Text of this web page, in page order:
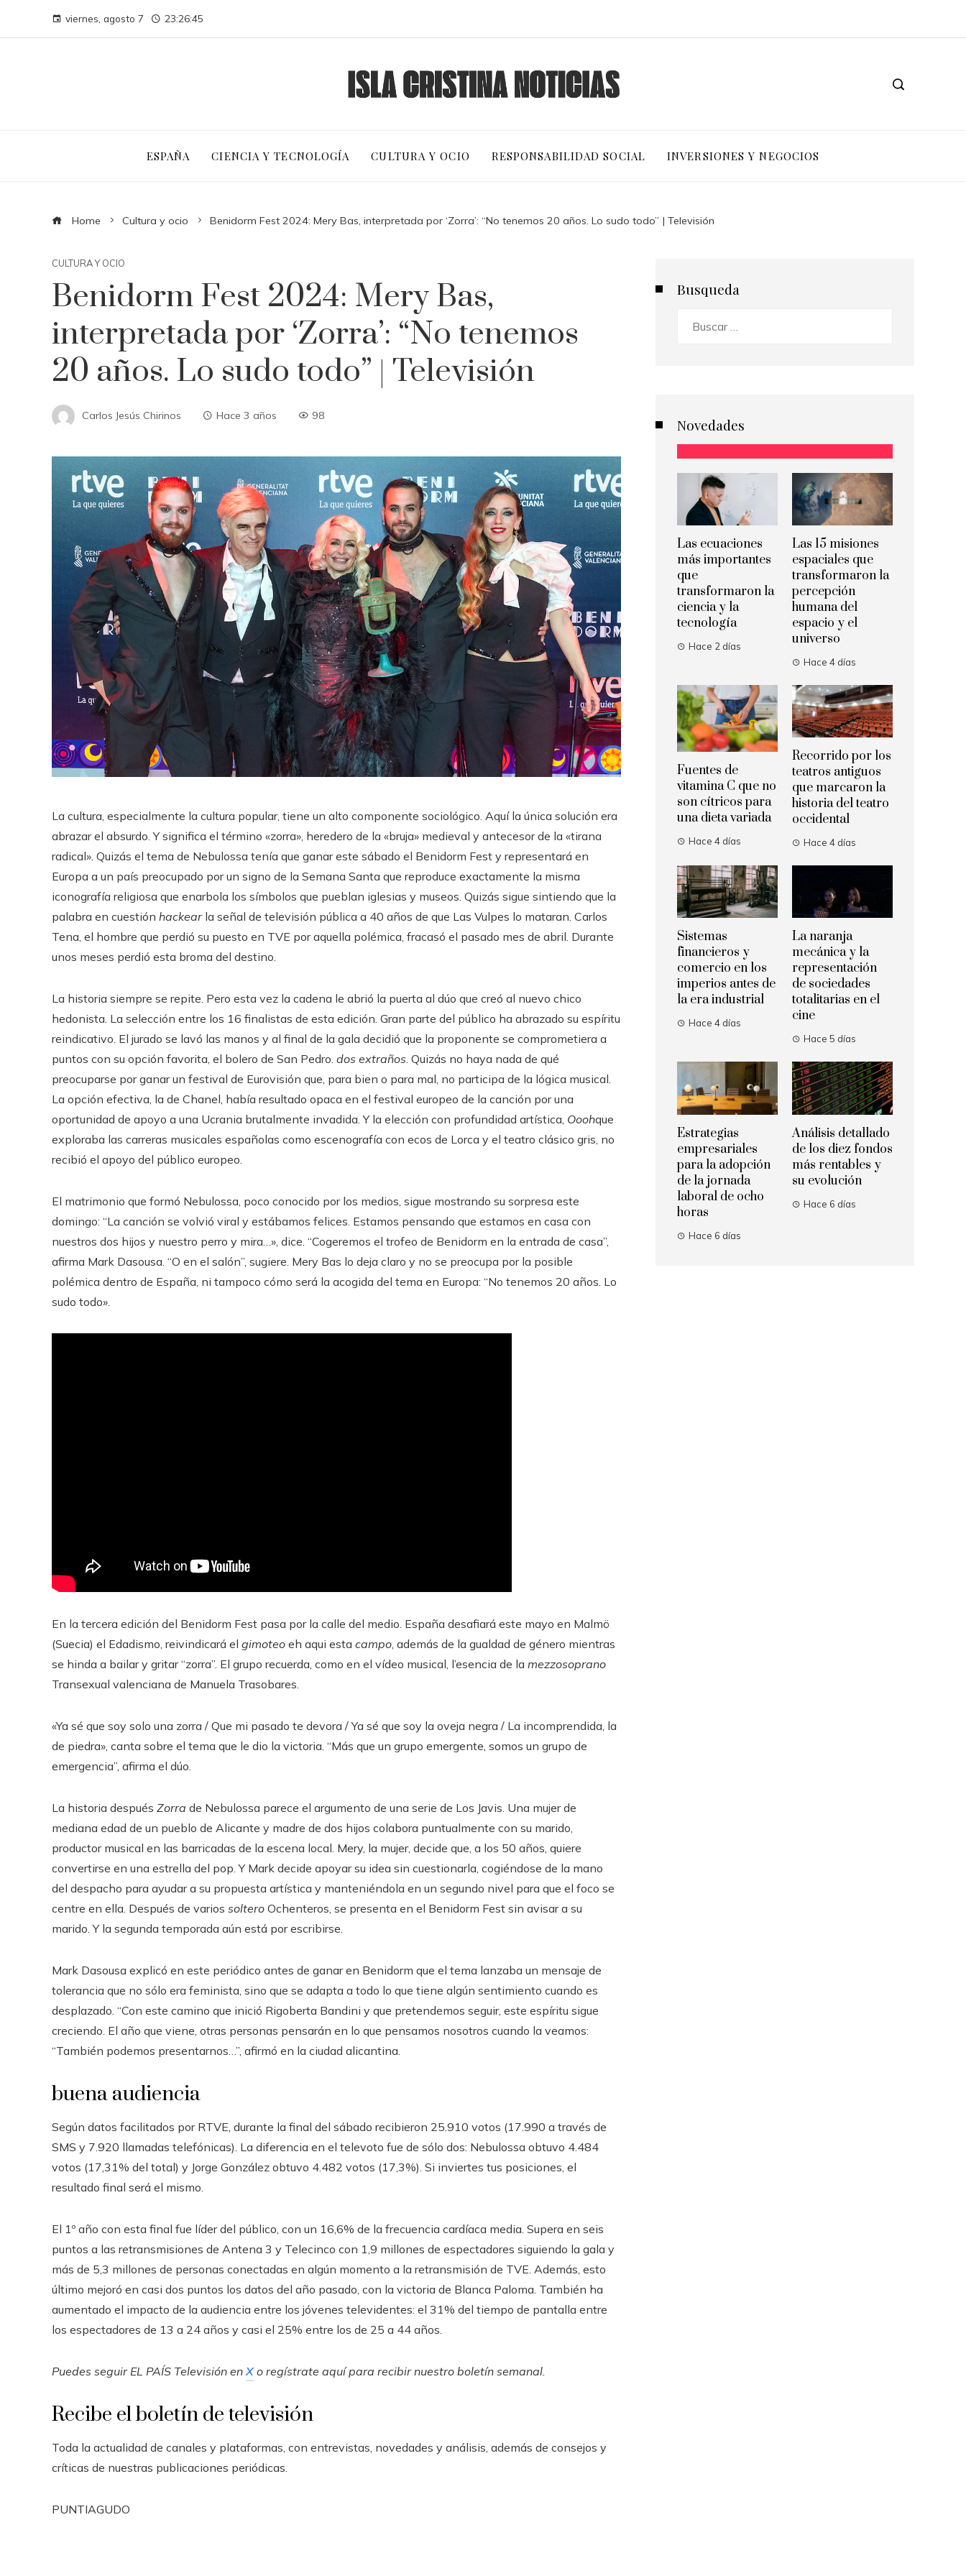
viernes, agosto 7 23:26:46
ESPAÑA CIENCIA Y TECNOLOGÍA CULTURA Y OCIO RESPONSABILIDAD SOCIAL INVERSIONES Y NEGOCIOS
Home Cultura y ocio Benidorm Fest 2024: Mery Bas, interpretada por ‘Zorra’: “No tenemos 20 años. Lo sudo todo” | Televisión
CULTURA Y OCIO
Benidorm Fest 2024: Mery Bas,
interpretada por ‘Zorra’: “No tenemos
20 años. Lo sudo todo” | Televisión
Carlos Jesús Chirinos Hace 3 años 98
La cultura, especialmente la cultura popular, tiene un alto componente sociológico. Aquí la única solución era
abrazar el absurdo. Y significa el término «zorra», heredero de la «bruja» medieval y antecesor de la «tirana
radical». Quizás el tema de Nebulossa tenía que ganar este sábado el Benidorm Fest y representará en
Europa a un país preocupado por un signo de la Semana Santa que reproduce exactamente la misma
iconografía religiosa que enarbola los símbolos que pueblan iglesias y museos. Quizás sigue sintiendo que la
palabra en cuestión hackearla señal de televisión pública a 40 años de que Las Vulpes lo mataran. Carlos
Tena, el hombre que perdió su puesto en TVE por aquella polémica, fracasó el pasado mes de abril. Durante
unos meses perdió esta broma del destino.
La historia siempre se repite. Pero esta vez la cadena le abrió la puerta al dúo que creó al nuevo chico
hedonista. La selección entre los 16 finalistas de esta edición. Gran parte del público ha abrazado su espíritu
reindicativo. El jurado se lavó las manos y al final de la gala decidió que la proponente se comprometiera a
puntos con su opción favorita, el bolero de San Pedro. dos extraños . Quizás no haya nada de qué
preocuparse por ganar un festival de Eurovisión que, para bien o para mal, no participa de la lógica musical.
La opción efectiva, la de Chanel, había resultado opaca en el festival europeo de la canción por una
oportunidad de apoyo a una Ucrania brutalmente invadida. Y la elección con profundidad artística, Ooohque
exploraba las carreras musicales españolas como escenografía con ecos de Lorca y el teatro clásico gris, no
recibió el apoyo del público europeo.
El matrimonio que formó Nebulossa, poco conocido por los medios, sigue mostrando su sorpresa este
domingo: “La canción se volvió viral y estábamos felices. Estamos pensando que estamos en casa con
nuestros dos hijos y nuestro perro y mira…», dice. “Cogeremos el trofeo de Benidorm en la entrada de casa”,
afirma Mark Dasousa. “O en el salón”, sugiere. Mery Bas lo deja claro y no se preocupa por la posible
polémica dentro de España, ni tampoco cómo será la acogida del tema en Europa: “No tenemos 20 años. Lo
sudo todo».
En la tercera edición del Benidorm Fest pasa por la calle del medio. España desafiará este mayo en Malmö
(Suecia) el Edadismo, reivindicará el gimoteo eh aqui esta campo , además de la gualdad de género mientras
se hinda a bailar y gritar “zorra”. El grupo recuerda, como en el vídeo musical, l’esencia de la mezzosoprano
Transexual valenciana de Manuela Trasobares.
«Ya sé que soy solo una zorra / Que mi pasado te devora / Ya sé que soy la oveja negra / La incomprendida, la
de piedra», canta sobre el tema que le dio la victoria. “Más que un grupo emergente, somos un grupo de
emergencia”, afirma el dúo.
La historia después Zorra de Nebulossa parece el argumento de una serie de Los Javis. Una mujer de
mediana edad de un pueblo de Alicante y madre de dos hijos colabora puntualmente con su marido,
productor musical en las barricadas de la escena local. Mery, la mujer, decide que, a los 50 años, quiere
convertirse en una estrella del pop. Y Mark decide apoyar su idea sin cuestionarla, cogiéndose de la mano
del despacho para ayudar a su propuesta artística y manteniéndola en un segundo nivel para que el foco se
centre en ella. Después de varios soltero Ochenteros, se presenta en el Benidorm Fest sin avisar a su
marido. Y la segunda temporada aún está por escribirse.
Mark Dasousa explicó en este periódico antes de ganar en Benidorm que el tema lanzaba un mensaje de
tolerancia que no sólo era feminista, sino que se adapta a todo lo que tiene algún sentimiento cuando es
desplazado. “Con este camino que inició Rigoberta Bandini y que pretendemos seguir, este espíritu sigue
creciendo. El año que viene, otras personas pensarán en lo que pensamos nosotros cuando la veamos:
“También podemos presentarnos…”, afirmó en la ciudad alicantina.
buena audiencia
Según datos facilitados por RTVE, durante la final del sábado recibieron 25.910 votos (17.990 a través de
SMS y 7.920 llamadas telefónicas). La diferencia en el televoto fue de sólo dos: Nebulossa obtuvo 4.484
votos (17,31% del total) y Jorge González obtuvo 4.482 votos (17,3%). Si inviertes tus posiciones, el
resultado final será el mismo.
El 1º año con esta final fue líder del público, con un 16,6% de la frecuencia cardíaca media. Supera en seis
puntos a las retransmisiones de Antena 3 y Telecinco con 1,9 millones de espectadores siguiendo la gala y
más de 5,3 millones de personas conectadas en algún momento a la retransmisión de TVE. Además, esto
último mejoró en casi dos puntos los datos del año pasado, con la victoria de Blanca Paloma. También ha
aumentado el impacto de la audiencia entre los jóvenes televidentes: el 31% del tiempo de pantalla entre
los espectadores de 13 a 24 años y casi el 25% entre los de 25 a 44 años.
Puedes seguir EL PAÍS Televisión en X o regístrate aquí para recibirnuestro boletín semanal
Recibe el boletín de televisión
Toda la actualidad de canales y plataformas, con entrevistas, novedades y análisis, además de consejos y
críticas de nuestras publicaciones periódicas.
PUNTIAGUDO
Busqueda
Novedades
Las ecuaciones
más importantes
que
transformaron la
ciencia y la
tecnología
Hace 2 días
Las 15 misiones
espaciales que
transformaron la
percepción
humana del
espacio y el
universo
Hace 4 días
Fuentes de
vitamina C que no
son cítricos para
una dieta variada
Hace 4 días
Recorrido por los
teatros antiguos
que marcaron la
historia del teatro
occidental
Hace 4 días
Sistemas
financieros y
comercio en los
imperios antes de
la era industrial
Hace 4 días
La naranja
mecánica y la
representación
de sociedades
totalitarias en el
cine
Hace 5 días
Estrategias
empresariales
para la adopción
de la jornada
laboral de ocho
horas
Hace 6 días
Análisis detallado
de los diez fondos
más rentables y
su evolución
Hace 6 días